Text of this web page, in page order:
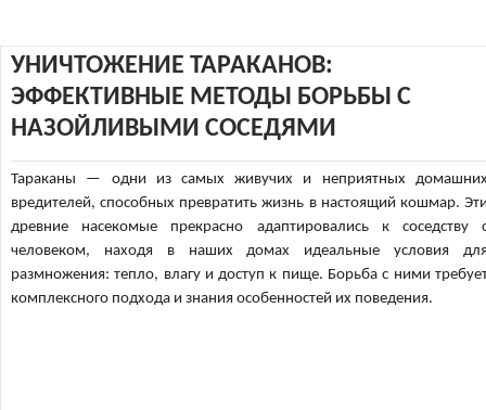
УНИЧТОЖЕНИЕ ТАРАКАНОВ:
ЭФФЕКТИВНЫЕ МЕТОДЫ БОРЬБЫ С
НАЗОЙЛИВЫМИ СОСЕДЯМИ
Тараканы — одни из самых живучих и неприятных
вредителей, способных превратить жизнь в настоящий кошмар.
древние насекомые прекрасно адаптировались к соседству
человеком, находя в наших домах идеальные условия
размножения: тепло, влагу и доступ к пище. Борьба с ними
комплексного подхода и знания особенностей их поведения.